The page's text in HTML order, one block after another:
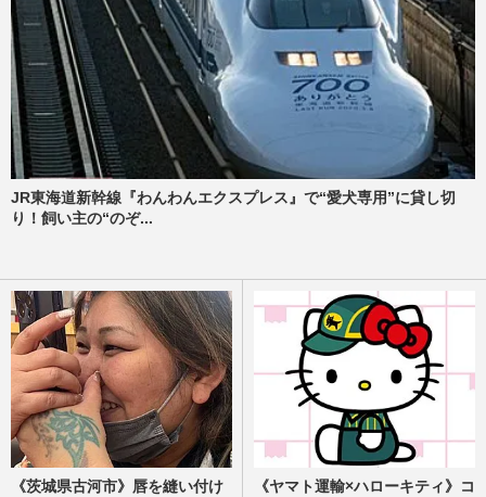
JR東海道新幹線『わんわんエクスプレス』で“愛犬専用”に貸し切
り！飼い主の“のぞ...
《茨城県古河市》唇を縫い付け
《ヤマト運輸×ハローキティ》コ